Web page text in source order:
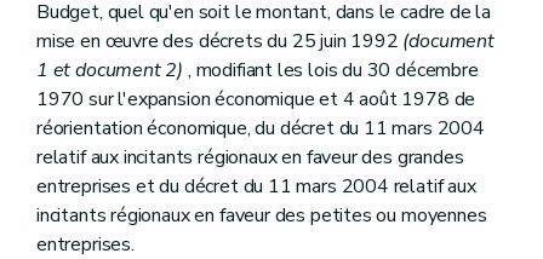
Budget, quel qu'en soit le montant, dans le cadre de la
mise en œuvre des décrets du 25 juin 1992 (document
1 et document 2) , modifiant les lois du 30 décembre
1970 sur l'expansion économique et 4 août 1978 de
réorientation économique, du décret du 11 mars 2004
relatif aux incitants régionaux en faveur des grandes
entreprises et du décret du 11 mars 2004 relatif aux
incitants régionaux en faveur des petites ou moyennes
entreprises.